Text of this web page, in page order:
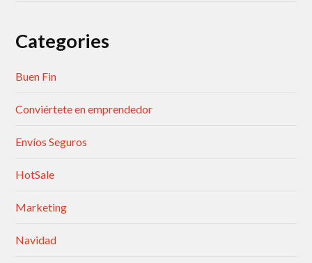
Categories
Buen Fin
Conviértete en emprendedor
Envíos Seguros
HotSale
Marketing
Navidad